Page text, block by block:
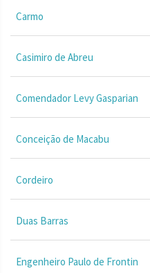
Carmo
Casimiro de Abreu
Comendador Levy Gasparian
Conceição de Macabu
Cordeiro
Duas Barras
Engenheiro Paulo de Frontin